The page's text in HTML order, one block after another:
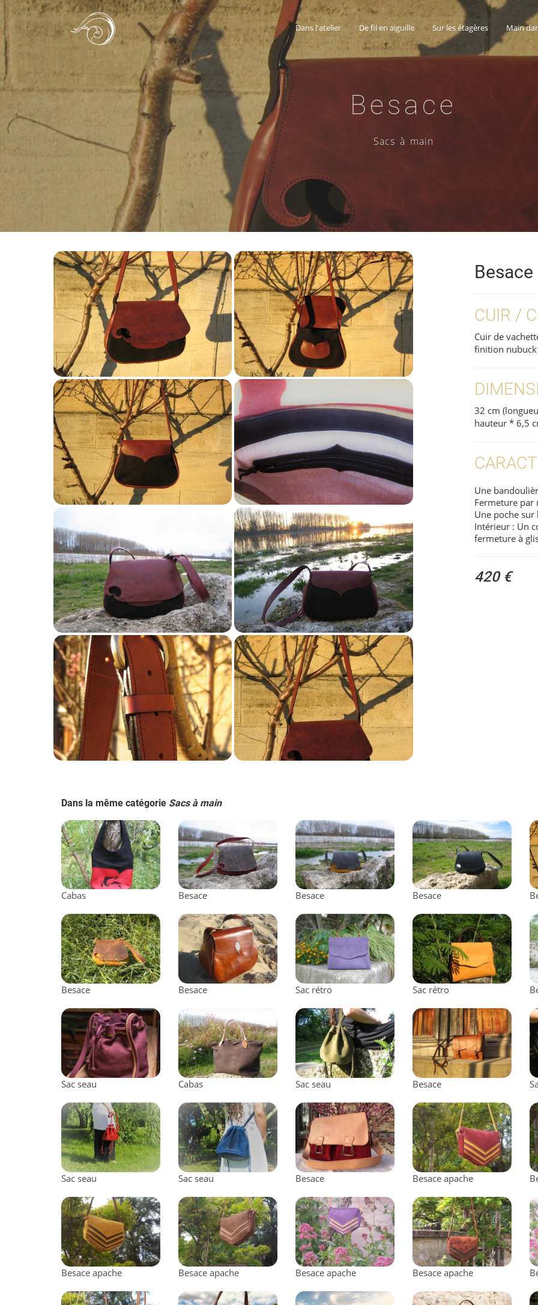
Dans l'atelier De fil en aiguille Sur les étagères Main
Besace
Sacs à main
Besace
CUIR /
Cuir de
finition
32 cm
hauteur * 6,5
Une
Fermeture par
Une poche sur
Intérieur : Un
fermeture à
420 €
Dans la même catégorie Sacs à main
Cabas Besace Besace Besace
Besace Besace Sac rétro Sac rétro
Sac seau Cabas Sac seau Besace
Sac seau Sac seau Besace Besace apache
Besace apache Besace apache Besace apache Besace apache